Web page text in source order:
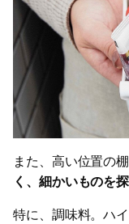
また、高い位置の
く、細かいものを
特に、調味料。ハ